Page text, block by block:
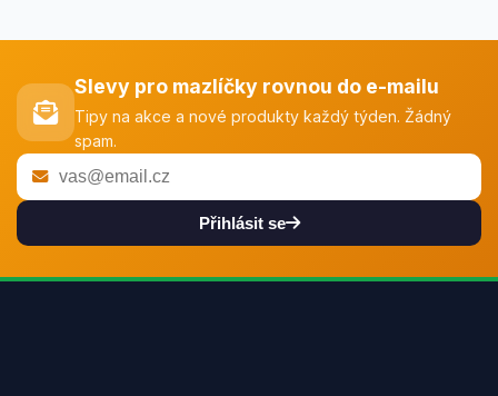
Slevy pro mazlíčky rovnou do e-mailu
Tipy na akce a nové produkty každý týden. Žádný
spam.
Přihlásit se